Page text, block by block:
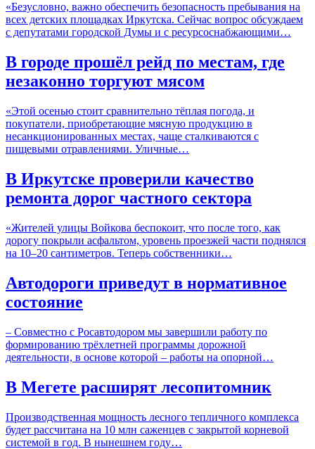
«Безусловно, важно обеспечить безопасность пребывания на
всех детских площадках Иркутска. Сейчас вопрос обсуждаем
с депутатами городской Думы и с ресурсоснабжающими…
В городе прошёл рейд по местам, где
незаконно торгуют мясом
«Этой осенью стоит сравнительно тёплая погода, и
покупатели, приобретающие мясную продукцию в
несанкционированных местах, чаще сталкиваются с
пищевыми отравлениями. Уличные…
В Иркутске проверили качество
ремонта дорог частного сектора
«Жителей улицы Войкова беспокоит, что после того, как
дорогу покрыли асфальтом, уровень проезжей части поднялся
на 10–20 сантиметров. Теперь собственники…
Автодороги приведут в нормативное
состояние
– Совместно с Росавтодором мы завершили работу по
формированию трёхлетней программы дорожной
деятельности, в основе которой – работы на опорной…
В Мегете расширят лесопитомник
Производственная мощность лесного тепличного комплекса
будет рассчитана на 10 млн саженцев с закрытой корневой
системой в год. В нынешнем году…